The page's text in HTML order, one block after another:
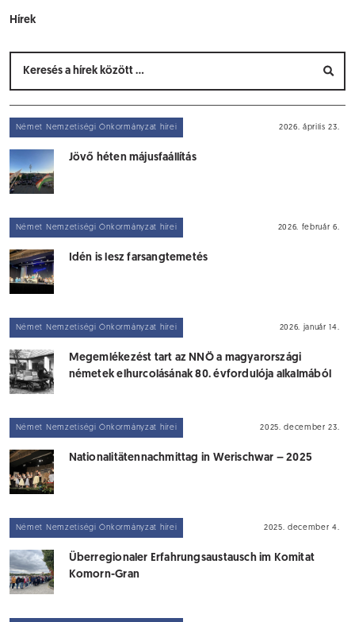
Hírek
Német Nemzetiségi Önkormányzat hírei 2026. április 23.
Jövő héten májusfaállítás
Német Nemzetiségi Önkormányzat hírei 2026. február 6.
Idén is lesz farsangtemetés
Német Nemzetiségi Önkormányzat hírei 2026. január 14.
Megemlékezést tart az NNÖ a magyarországi
németek elhurcolásának 80. évfordulója alkalmából
Német Nemzetiségi Önkormányzat hírei 2025. december 23.
Nationalitätennachmittag in Werischwar – 2025
Német Nemzetiségi Önkormányzat hírei 2025. december 4.
Überregionaler Erfahrungsaustausch im Komitat
Komorn-Gran